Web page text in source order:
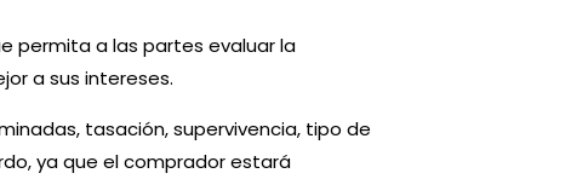
permita a las partes evaluar la
a sus intereses.
tasación, supervivencia, tipo de
ya que el comprador estará